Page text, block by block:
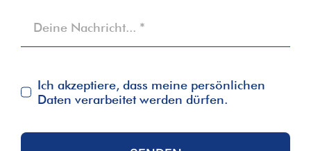
Ich akzeptiere, dass meine persönlichen
Daten verarbeitet werden dürfen.